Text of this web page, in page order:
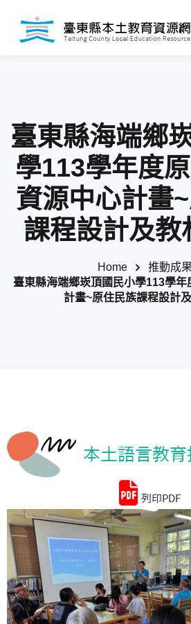
新消息
策法規
動成果
臺東縣海端鄉
學113學年度
資源中心計畫
課程設計及教
Home
推動成果
臺東縣海端鄉崁頂國民小學113學
計畫~原住民族課程設計
本土語言教
列印PDF
Sign in
Remember me